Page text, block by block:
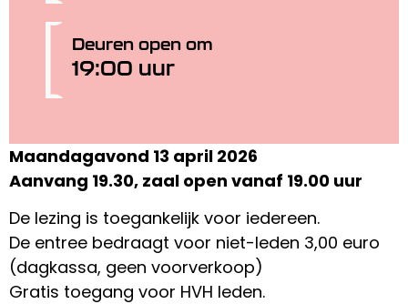
Maandagavond 13 april 2026
Aanvang 19.30, zaal open vanaf 19.00 uur
De lezing is toegankelijk voor iedereen.
De entree bedraagt voor niet-leden 3,00 euro
(dagkassa, geen voorverkoop)
Gratis toegang voor HVH leden.
Deuren open om
19:00 uur